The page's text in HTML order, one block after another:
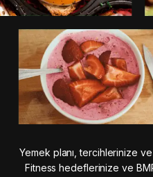
Yemek planı, tercihlerinize ve
Fitness hedeflerinize ve